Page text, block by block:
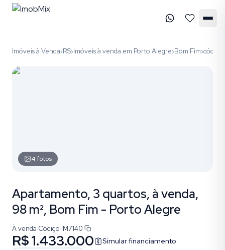
Imóveis à Venda›RS›Imóveis à venda em Porto Alegre›Bom Fim›código
4fotos
Apartamento, 3 quartos, à venda,
98 m², Bom Fim - Porto Alegre
À venda·Código IM7140
R$ 1.433.000 Simular financiamento